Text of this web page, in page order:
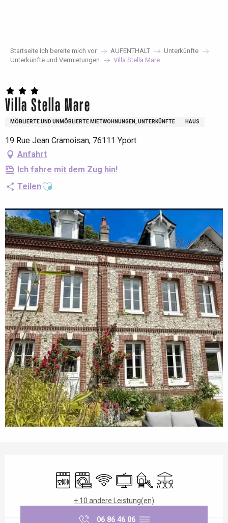
Startseite Ich bereite mich vor AUFENTHALT
Unterkünfte
Unterkünfte und Vermietungen
Villa Stella Mare
Villa Stella Mare
MÖBLIERTE UND UNMÖBLIERTE MIETWOHNUNGEN, UNTERKÜNFTE HAUS
19 Rue Jean Cramoisan, 76111 Yport
Anfahrt
Ich fahre mit dem Zug hin!
TeilenAjouter aux favoris
Geschirrspülmaschine
Waschmaschine
Wi-Fi FernsehenSpiele für Kinder /
Terrasse
+ 10 andere Leistung(en)
06 86 46 06 ▒▒